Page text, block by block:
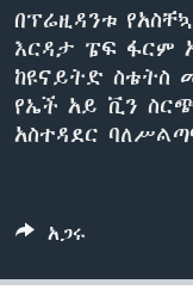
ቋንቋዎች
በፕሬዚዳንቱ
እርዳታ ፔፍ ፋርም
ከዩናይትድ ስቴትስ
የኤች አይ ቪን
አስተዳደር
አጋሩ